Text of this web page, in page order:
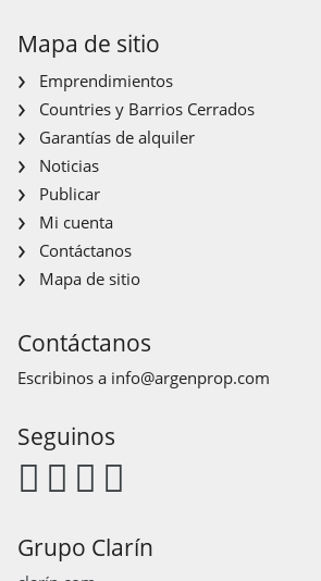
Mapa de sitio
Emprendimientos
Countries y Barrios Cerrados
Garantías de alquiler
Noticias
Publicar
Mi cuenta
Contáctanos
Mapa de sitio
Contáctanos
Escribinos a info@argenprop.com
Seguinos
Grupo Clarín